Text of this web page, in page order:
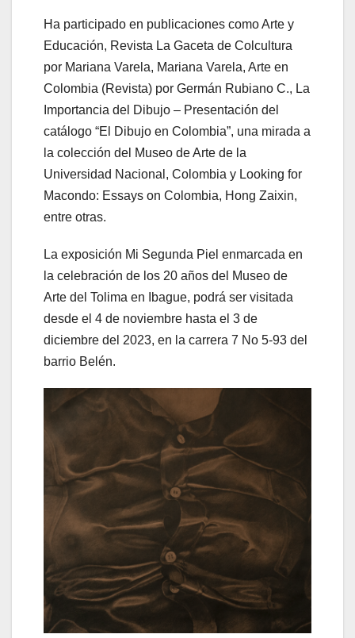
Ha participado en publicaciones como Arte y
Educación, Revista La Gaceta de Colcultura
por Mariana Varela, Mariana Varela, Arte en
Colombia (Revista) por Germán Rubiano C., La
Importancia del Dibujo – Presentación del
catálogo “El Dibujo en Colombia”, una mirada a
la colección del Museo de Arte de la
Universidad Nacional, Colombia y Looking for
Macondo: Essays on Colombia, Hong Zaixin,
entre otras.
La exposición Mi Segunda Piel enmarcada en
la celebración de los 20 años del Museo de
Arte del Tolima en Ibague, podrá ser visitada
desde el 4 de noviembre hasta el 3 de
diciembre del 2023, en la carrera 7 No 5-93 del
barrio Belén.